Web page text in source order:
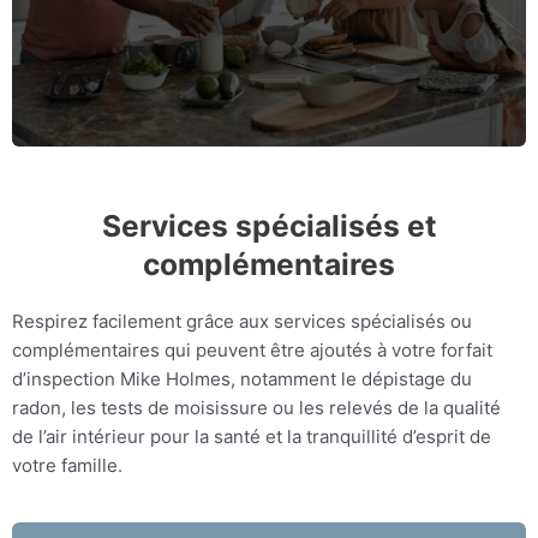
Plus d'info
Services spécialisés et
complémentaires
Respirez facilement grâce aux services spécialisés ou
complémentaires qui peuvent être ajoutés à votre forfait
d’inspection Mike Holmes, notamment le dépistage du
radon, les tests de moisissure ou les relevés de la qualité
de l’air intérieur pour la santé et la tranquillité d’esprit de
votre famille.